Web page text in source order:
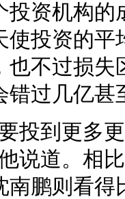
投资机构
投资的平
也不过损
错过几亿
投到更多
说道。相
鹏则看得